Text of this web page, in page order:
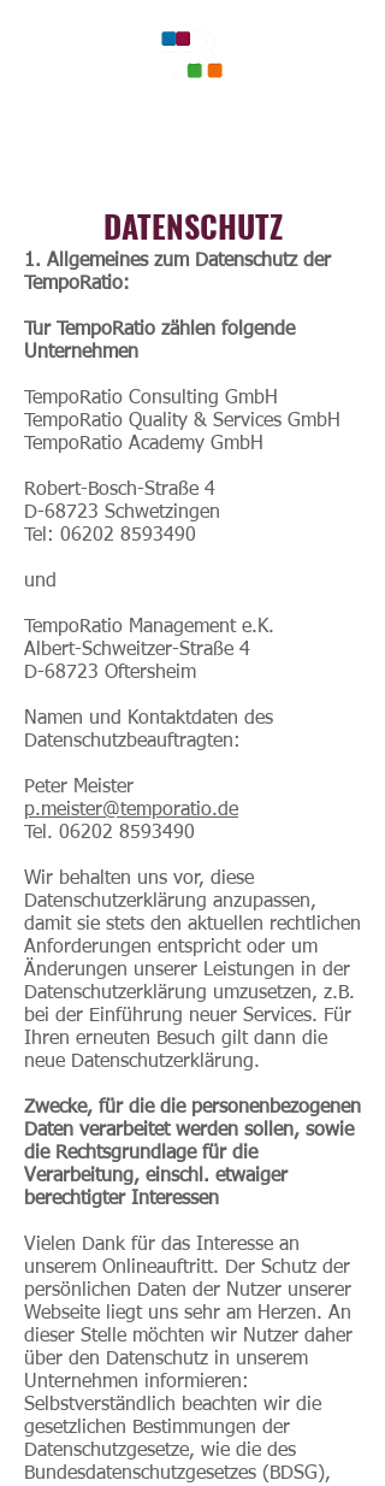
DATENSCHUTZ
1. Allgemeines zum Datenschutz der
TempoRatio:
Tur TempoRatio zählen folgende
Unternehmen
TempoRatio Consulting GmbH
TempoRatio Quality & Services GmbH
TempoRatio Academy GmbH
Robert-Bosch-Straße 4
D-68723 Schwetzingen
Tel: 06202 8593490
und
TempoRatio Management e.K.
Albert-Schweitzer-Straße 4
D-68723 Oftersheim
Namen und Kontaktdaten des
Datenschutzbeauftragten:
Peter Meister
p.meister@temporatio.de
Tel. 06202 8593490
Wir behalten uns vor, diese
Datenschutzerklärung anzupassen,
damit sie stets den aktuellen rechtlichen
Anforderungen entspricht oder um
Änderungen unserer Leistungen in der
Datenschutzerklärung umzusetzen, z.B.
bei der Einführung neuer Services. Für
Ihren erneuten Besuch gilt dann die
neue Datenschutzerklärung.
Zwecke, für die die personenbezogenen
Daten verarbeitet werden sollen, sowie
die Rechtsgrundlage für die
Verarbeitung, einschl. etwaiger
berechtigter Interessen
Vielen Dank für das Interesse an
unserem Onlineauftritt. Der Schutz der
persönlichen Daten der Nutzer unserer
Webseite liegt uns sehr am Herzen. An
dieser Stelle möchten wir Nutzer daher
über den Datenschutz in unserem
Unternehmen informieren:
Selbstverständlich beachten wir die
gesetzlichen Bestimmungen der
Datenschutzgesetze, wie die des
Bundesdatenschutzgesetzes (BDSG),